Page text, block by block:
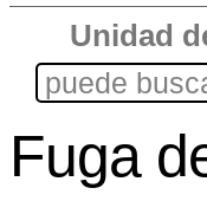
Unidad
Fuga